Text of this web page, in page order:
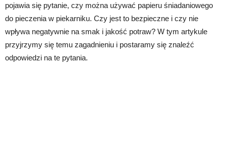
pojawia się pytanie, czy można używać papieru śniadaniowego
do pieczenia w piekarniku. Czy jest to bezpieczne i czy nie
wpływa negatywnie na smak i jakość potraw? W tym artykule
przyjrzymy się temu zagadnieniu i postaramy się znaleźć
odpowiedzi na te pytania.